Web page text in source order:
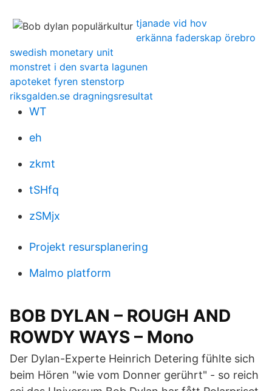
tjanade vid hov
erkänna faderskap örebro
swedish monetary unit
monstret i den svarta lagunen
apoteket fyren stenstorp
riksgalden.se dragningsresultat
WT
eh
zkmt
tSHfq
zSMjx
Projekt resursplanering
Malmo platform
BOB DYLAN – ROUGH AND
ROWDY WAYS – Mono
Der Dylan-Experte Heinrich Detering fühlte sich
beim Hören "wie vom Donner gerührt" - so reich